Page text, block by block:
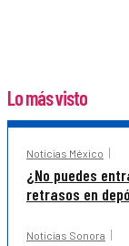
Lo más visto
Noticias México
¿No puedes
retrasos en
Noticias Sonora